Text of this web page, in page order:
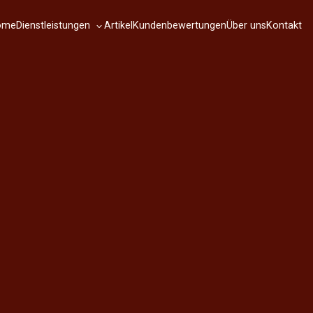
Dienstleistungen ArtikelKundenbewertungenÜber unsKontakt